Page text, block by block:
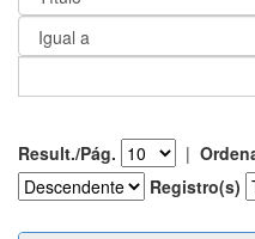
Result./Pág. |
Registro(s)